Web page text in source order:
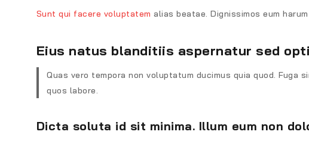
Sunt qui facere voluptatem alias beatae. Dignissimos eum
Eius natus blanditiis aspernatur sed
Quas vero tempora non voluptatum ducimus quia quod. Fuga
quos labore.
Dicta soluta id sit minima. Illum eum non